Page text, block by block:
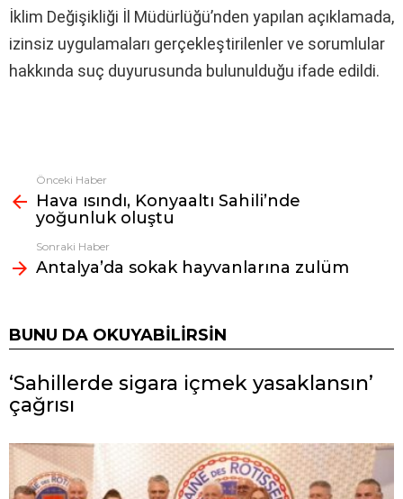
İklim Değişikliği İl Müdürlüğü’nden yapılan açıklamada,
izinsiz uygulamaları gerçekleştirilenler ve sorumlular
hakkında suç duyurusunda bulunulduğu ifade edildi.
Fazlasına
bak
Önceki Haber
Hava ısındı, Konyaaltı Sahili’nde
yoğunluk oluştu
Sonraki Haber
Antalya’da sokak hayvanlarına zulüm
BUNU DA OKUYABILIRSIN
‘Sahillerde sigara içmek yasaklansın’
çağrısı